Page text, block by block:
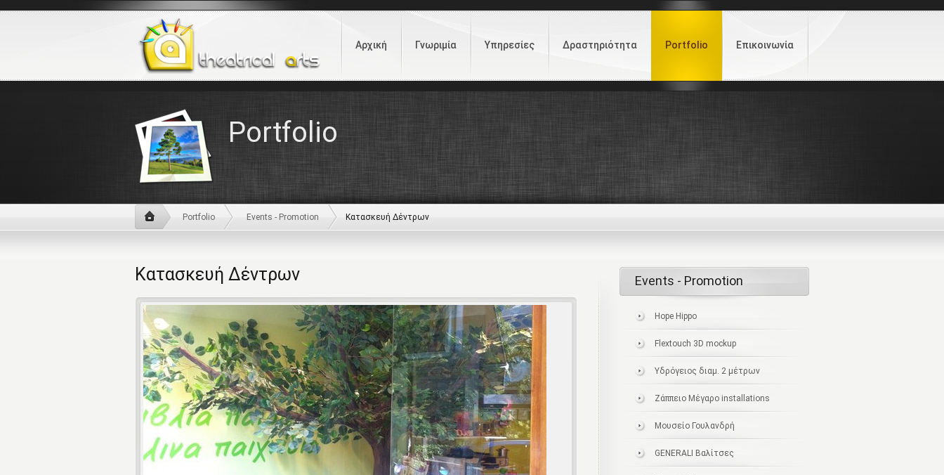
Αρχική Γνωριμία Υπηρεσίες Δραστηριότητα Portfolio Επικοινωνία
Portfolio
Portfolio Events - Promotion Κατασκευή Δέντρων
Κατασκευή Δέντρων Events - Promotion
Hope Hippo
Flextouch 3D mockup
Υδρόγειος διαμ. 2 μέτρων
Ζάππειο Μέγαρο installations
Μουσείο Γουλανδρή
GENERALI Βαλίτσες